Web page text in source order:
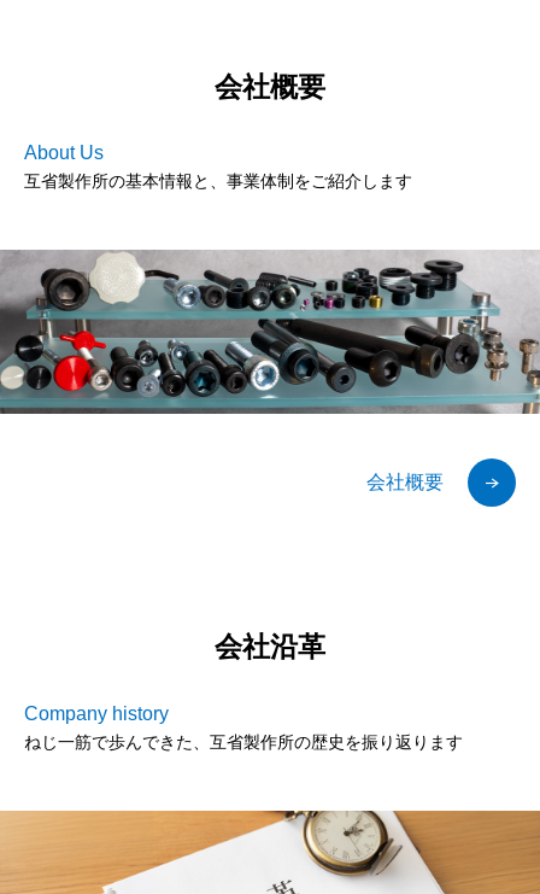
会社概要
About Us
互省製作所の基本情報と、事業体制をご紹介します
会社概要
会社沿革
Company history
ねじ一筋で歩んできた、互省製作所の歴史を振り返ります